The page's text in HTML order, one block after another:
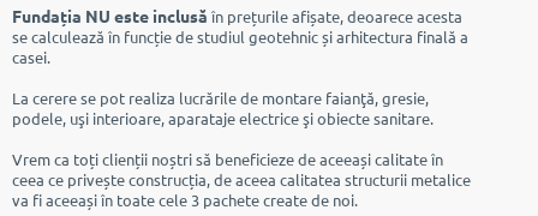
Fundația NU este inclusă în prețurile afișate, deoarece acesta
se calculează în funcție de studiul geotehnic și arhitectura finală a
casei.
La cerere se pot realiza lucrările de montare faianţă, gresie,
podele, uşi interioare, aparataje electrice şi obiecte sanitare.
Vrem ca toți clienții noștri să beneficieze de aceeași calitate în
ceea ce privește construcția, de aceea calitatea structurii metalice
va fi aceeași în toate cele 3 pachete create de noi.